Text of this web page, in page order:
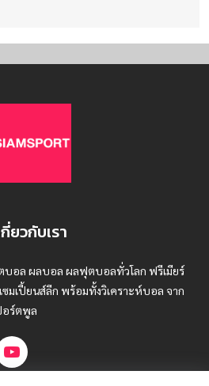
กี่ยวกับเรา
บอล ผลบอล ผลฟุตบอลทั่วโลก ฟรีเมียร์
มเปี้ยนส์ลีก พร้อมทั้งวิเคราะห์บอล จาก
อร์ตพูล